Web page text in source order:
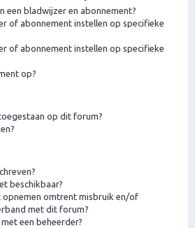
een bladwijzer en abonnement?
of abonnement instellen op specifieke
of abonnement instellen op specifieke
op?
op dit forum?
beschikbaar?
omtrent misbruik en/of
met dit forum?
een beheerder?